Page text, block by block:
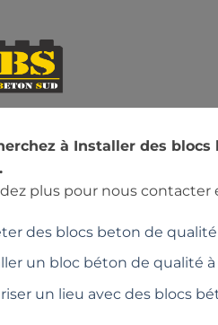
à Installer des
plus pour nous
des blocs beton de qualité
un bloc béton de qualité à
un lieu avec des blocs